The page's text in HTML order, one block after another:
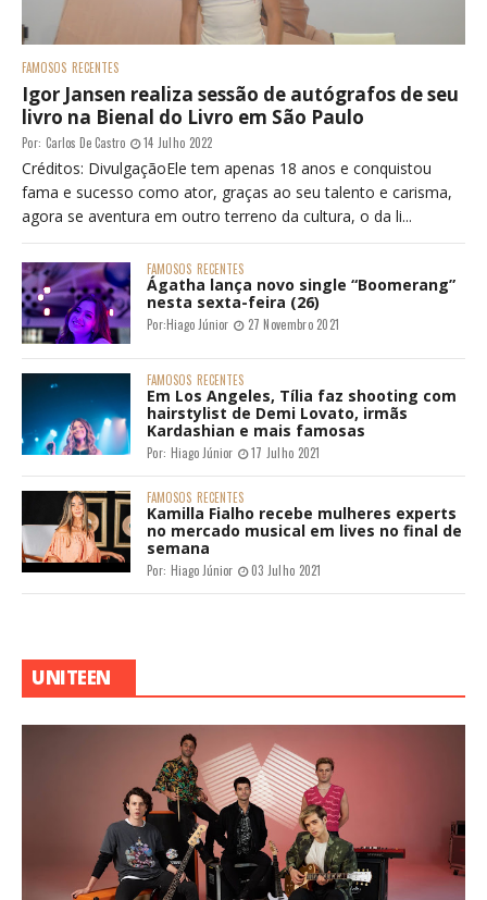
FAMOSOS RECENTES
Igor Jansen realiza sessão de autógrafos de seu
livro na Bienal do Livro em São Paulo
Por: Carlos De Castro 14 Julho 2022
Créditos: DivulgaçãoEle tem apenas 18 anos e conquistou
fama e sucesso como ator, graças ao seu talento e carisma,
agora se aventura em outro terreno da cultura, o da li...
FAMOSOS RECENTES
Ágatha lança novo single “Boomerang”
nesta sexta-feira (26)
Por:Hiago Júnior 27 Novembro 2021
FAMOSOS RECENTES
Em Los Angeles, Tília faz shooting com
hairstylist de Demi Lovato, irmãs
Kardashian e mais famosas
Por: Hiago Júnior 17 Julho 2021
FAMOSOS RECENTES
Kamilla Fialho recebe mulheres experts
no mercado musical em lives no final de
semana
Por: Hiago Júnior 03 Julho 2021
UNITEEN